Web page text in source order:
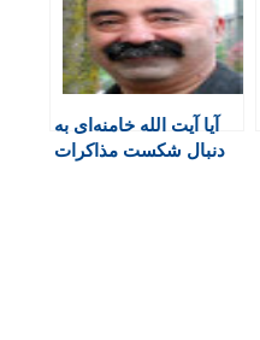
آیا آیت الله خامنه‌ای به
دنبال شکست مذاکرات